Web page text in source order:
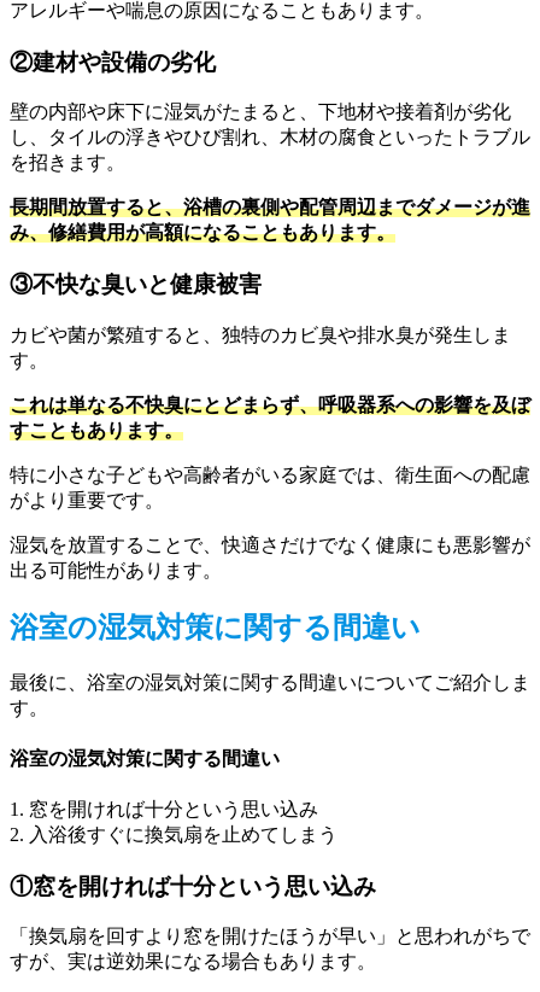
アレルギーや喘息の原因になることもあります。
②建材や設備の劣化
壁の内部や床下に湿気がたまると、下地材や接着剤が劣化
し、タイルの浮きやひび割れ、木材の腐食といったトラブル
を招きます。
長期間放置すると、浴槽の裏側や配管周辺までダメージが進
み、修繕費用が高額になることもあります。
③不快な臭いと健康被害
カビや菌が繁殖すると、独特のカビ臭や排水臭が発生しま
す。
これは単なる不快臭にとどまらず、呼吸器系への影響を及ぼ
すこともあります。
特に小さな子どもや高齢者がいる家庭では、衛生面への配慮
がより重要です。
湿気を放置することで、快適さだけでなく健康にも悪影響が
出る可能性があります。
浴室の湿気対策に関する間違い
最後に、浴室の湿気対策に関する間違いについてご紹介しま
す。
浴室の湿気対策に関する間違い
1. 窓を開ければ十分という思い込み
2. 入浴後すぐに換気扇を止めてしまう
①窓を開ければ十分という思い込み
「換気扇を回すより窓を開けたほうが早い」と思われがちで
すが、実は逆効果になる場合もあります。